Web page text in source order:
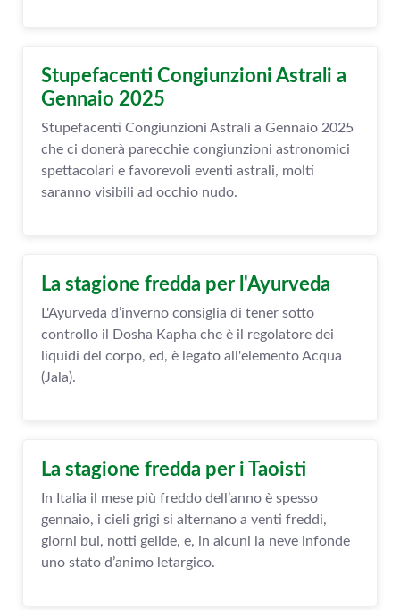
Stupefacenti Congiunzioni Astrali a
Gennaio 2025
Stupefacenti Congiunzioni Astrali a Gennaio 2025
che ci donerà parecchie congiunzioni astronomici
spettacolari e favorevoli eventi astrali, molti
saranno visibili ad occhio nudo.
La stagione fredda per l'Ayurveda
L'Ayurveda d’inverno consiglia di tener sotto
controllo il Dosha Kapha che è il regolatore dei
liquidi del corpo, ed, è legato all'elemento Acqua
(Jala).
La stagione fredda per i Taoisti
In Italia il mese più freddo dell’anno è spesso
gennaio, i cieli grigi si alternano a venti freddi,
giorni bui, notti gelide, e, in alcuni la neve infonde
uno stato d’animo letargico.